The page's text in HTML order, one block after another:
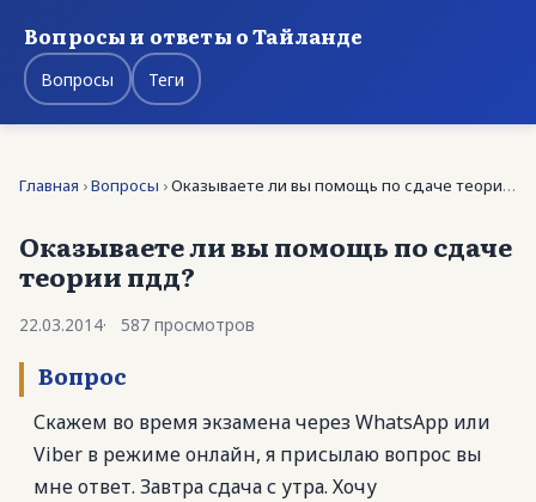
Вопросы и ответы о Тайланде
Вопросы Теги
Главная ›Вопросы ›Оказываете ли вы помощь по сдаче теории пдд?
Оказываете ли вы помощь по сдаче
теории пдд?
22.03.2014 587 просмотров
Вопрос
Скажем во время экзамена через WhatsApp или
Viber в режиме онлайн, я присылаю вопрос вы
мне ответ. Завтра сдача с утра. Хочу